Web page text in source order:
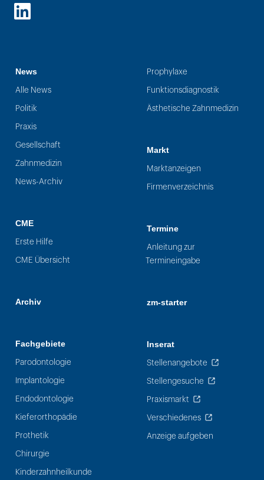
LinkedIn
News
Alle News
Politik
Praxis
Gesellschaft
Zahnmedizin
News-Archiv
CME
Erste Hilfe
CME Übersicht
Archiv
Fachgebiete
Parodontologie
Implantologie
Endodontologie
Kieferorthopädie
Prothetik
Chirurgie
Kinderzahnheilkunde
Prophylaxe
Funktionsdiagnostik
Ästhetische Zahnmedizin
Markt
Marktanzeigen
Firmenverzeichnis
Termine
Anleitung zur
Termineingabe
zm-starter
Inserat
Stellenangebote
Stellengesuche
Praxismarkt
Verschiedenes
Anzeige aufgeben